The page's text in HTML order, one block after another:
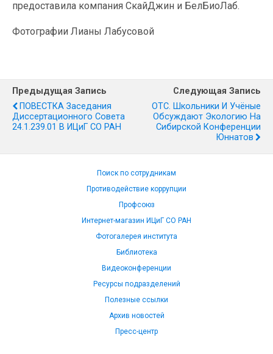
предоставила компания СкайДжин и БелБиоЛаб.
Фотографии Лианы Лабусовой
Предыдущая Запись
ПОВЕСТКА Заседания
Диссертационного Совета
24.1.239.01 В ИЦиГ СО РАН
Следующая Запись
ОТС. Школьники И Учёные
Обсуждают Экологию На
Сибирской Конференции
Юннатов
Поиск по сотрудникам
Противодействие коррупции
Профсоюз
Интернет-магазин ИЦиГ СО РАН
Фотогалерея института
Библиотека
Видеоконференции
Ресурсы подразделений
Полезные ссылки
Архив новостей
Пресс-центр